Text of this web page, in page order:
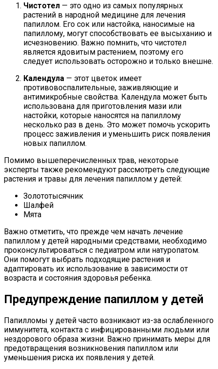
Чистотел — это одно из самых популярных
растений в народной медицине для лечения
папиллом. Его сок или настойка, наносимые на
папиллому, могут способствовать ее высыханию и
исчезновению. Важно помнить, что чистотел
является ядовитым растением, поэтому его
следует использовать осторожно и только внешне.
Календула — этот цветок имеет
противовоспалительные, заживляющие и
антимикробные свойства. Календула может быть
использована для приготовления мази или
настойки, которые наносятся на папиллому
несколько раз в день. Это может помочь ускорить
процесс заживления и уменьшить риск появления
новых папиллом.
Помимо вышеперечисленных трав, некоторые
эксперты также рекомендуют рассмотреть следующие
растения и травы для лечения папиллом у детей:
Золототысячник
Шалфей
Мята
Важно отметить, что прежде чем начать лечение
папиллом у детей народными средствами, необходимо
проконсультироваться с педиатром или натуропатом.
Они помогут выбрать подходящие растения и
адаптировать их использование в зависимости от
возраста и состояния здоровья ребенка.
Предупреждение папиллом у детей
Папилломы у детей часто возникают из-за ослабленного
иммунитета, контакта с инфицированными людьми или
нездорового образа жизни. Важно принимать меры для
предотвращения возникновения папиллом или
уменьшения риска их появления у детей.